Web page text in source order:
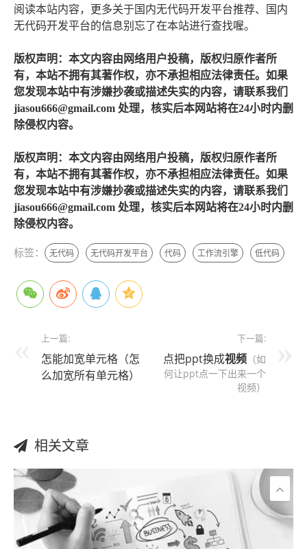
阅读本站内容，更多关于国内无代码开发平台推荐、国内
无代码开发平台的信息别忘了在本站进行查找喔。
版权声明：本文内容由网络用户投稿，版权归原作者所
有，本站不拥有其著作权，亦不承担相应法律责任。如果
您发现本站中有涉嫌抄袭或描述失实的内容，请联系我们
jiasou666@gmail.com 处理，核实后本网站将在24小时内删
除侵权内容。
版权声明：本文内容由网络用户投稿，版权归原作者所
有，本站不拥有其著作权，亦不承担相应法律责任。如果
您发现本站中有涉嫌抄袭或描述失实的内容，请联系我们
jiasou666@gmail.com 处理，核实后本网站将在24小时内删
除侵权内容。
标签： 无代码 无代码开发平台 代码 工作流引擎 低代码
上一篇:
怎能加宽单元格（怎
么加宽所有单元格）
下一篇:
点把ppt换成视频 （如
何让ppt点一下出来一个
视频）
相关文章